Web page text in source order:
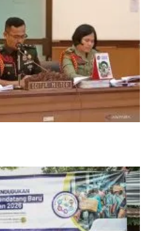
berencana dalam